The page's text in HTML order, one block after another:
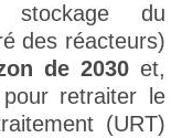
stockage du
des réacteurs)
de 2030et,
pour retraiter le
(URT)